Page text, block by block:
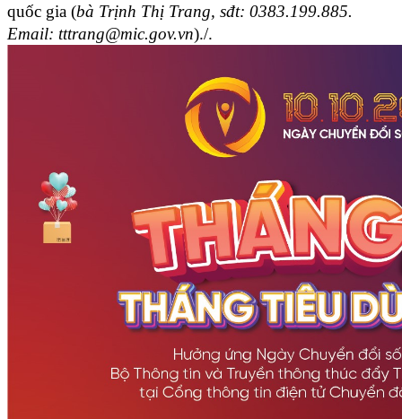
quốc gia (bà Trịnh Thị Trang, sđt: 0383.199.885.
Email: tttrang@mic.gov.vn)./.